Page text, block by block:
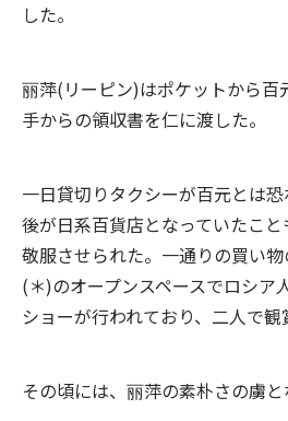
した。
丽萍(リーピン)はポケットから百
手からの領収書を仁に渡した。
一日貸切りタクシーが百元とは
後が日系百貨店となっていたこ
敬服させられた。一通りの買い
(＊)のオープンスペースでロシア
ショーが行われており、二人で観
その頃には、丽萍の素朴さの虜と